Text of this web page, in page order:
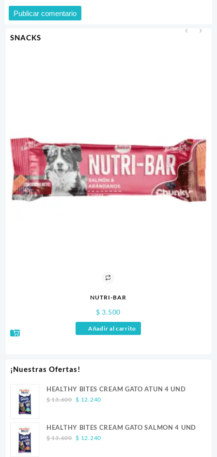
SNACKS
NUTRI-BAR
$ 3.500
Añadir al carrito
¡Nuestras Ofertas!
HEALTHY BITES CREAM GATO ATUN 4 UND
$13.600 Original
$ 13.600.
$ 12.240Current
$ 12.240.
HEALTHY BITES CREAM GATO SALMON 4 UND
$13.600 Original
$ 12.240Current